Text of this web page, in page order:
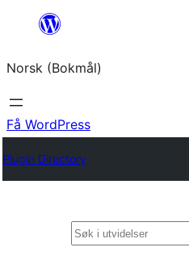
Hopp
innhold
Norsk (Bokmål)
Få WordPress
Plugin Directory
Søk